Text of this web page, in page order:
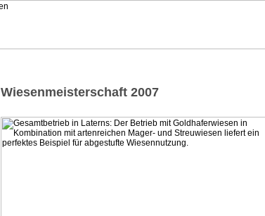
Wiesenmeisterschaft 2007